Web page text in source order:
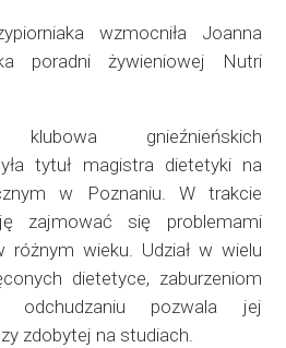
wzmocniła Joanna
poradni żywieniowej Nutri
gnieźnieńskich
tytuł magistra dietetyki na
w Poznaniu. W trakcie
zajmować się problemami
różnym wieku. Udział w wielu
dietetyce, zaburzeniom
odchudzaniu pozwala jej
zdobytej na studiach.